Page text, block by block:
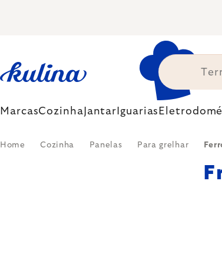
MarcasCozinha Jantar Iguarias
Home Cozinha Panelas Para grelhar